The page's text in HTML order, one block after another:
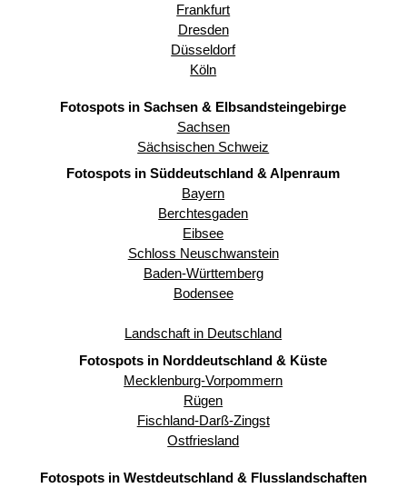
Frankfurt
Dresden
Düsseldorf
Köln
Fotospots in Sachsen & Elbsandsteingebirge
Sachsen
Sächsischen Schweiz
Fotospots in Süddeutschland & Alpenraum
Bayern
Berchtesgaden
Eibsee
Schloss Neuschwanstein
Baden-Württemberg
Bodensee
Landschaft in Deutschland
Fotospots in Norddeutschland & Küste
Mecklenburg-Vorpommern
Rügen
Fischland-Darß-Zingst
Ostfriesland
Fotospots in Westdeutschland & Flusslandschaften